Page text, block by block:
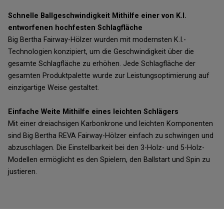
Schnelle Ballgeschwindigkeit Mithilfe einer von K.I.
entworfenen hochfesten Schlagfläche
Big Bertha Fairway-Hölzer wurden mit modernsten K.I.-
Technologien konzipiert, um die Geschwindigkeit über die
gesamte Schlagfläche zu erhöhen. Jede Schlagfläche der
gesamten Produktpalette wurde zur Leistungsoptimierung auf
einzigartige Weise gestaltet.
Einfache Weite Mithilfe eines leichten Schlägers
Mit einer dreiachsigen Karbonkrone und leichten Komponenten
sind Big Bertha REVA Fairway-Hölzer einfach zu schwingen und
abzuschlagen. Die Einstellbarkeit bei den 3-Holz- und 5-Holz-
Modellen ermöglicht es den Spielern, den Ballstart und Spin zu
justieren.